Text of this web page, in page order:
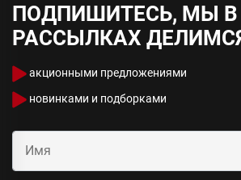
ПОДПИШИТЕСЬ, МЫ В
РАССЫЛКАХ
акционными предложениями
новинками и подборками